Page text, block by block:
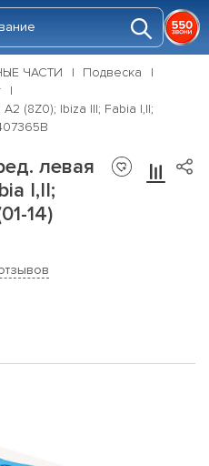
ЧАСТИ
Подвеска
(8Z0); Ibiza III; Fabia I,II;
левая
I,II;
14)